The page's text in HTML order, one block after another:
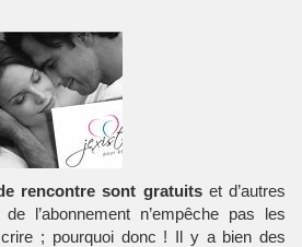
rencontre sont gratuitset d’autres
l’abonnement n’empêche pas les
; pourquoi donc ! Il y a bien des